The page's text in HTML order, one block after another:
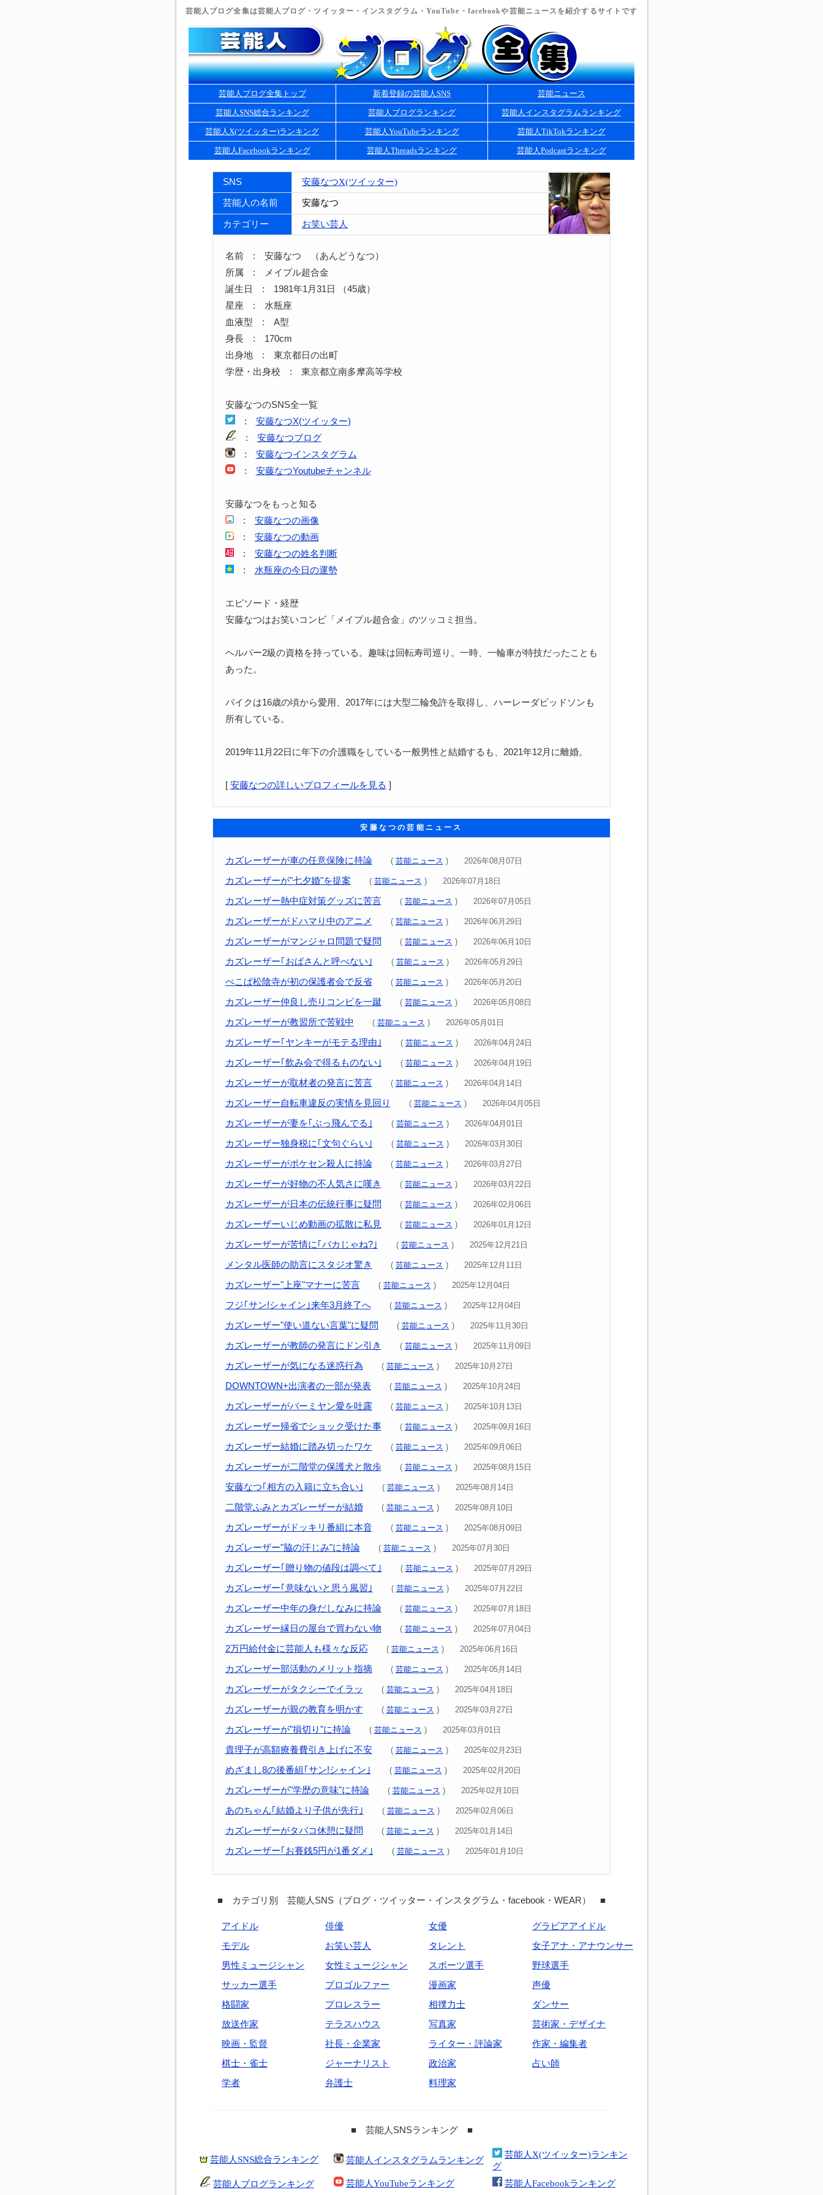
芸能人ブログ全集は芸能人ブログ・ツイッター・インスタグラム・YouTube・facebookや芸能ニュースを紹介するサイトです
芸能人ブログ全集トップ 新着登録の芸能人SNS 芸能ニュース
芸能人SNS総合ランキング 芸能人ブログランキング 芸能人インスタグラムランキング
芸能人X(ツイッター)ランキング 芸能人YouTubeランキング 芸能人TikTokランキング
芸能人Facebookランキング 芸能人Threadsランキング 芸能人Podcastランキング
SNS 安藤なつX(ツイッター)
芸能人の名前 安藤なつ
カテゴリー お笑い芸人
名前 : 安藤なつ （あんどうなつ）
所属 : メイプル超合金
誕生日 : 1981年1月31日 （45歳）
星座 : 水瓶座
血液型 : A型
身長 : 170cm
出身地 : 東京都日の出町
学歴・出身校 : 東京都立南多摩高等学校
安藤なつのSNS全一覧
: 安藤なつX(ツイッター)
: 安藤なつブログ
: 安藤なつインスタグラム
: 安藤なつYoutubeチャンネル
安藤なつをもっと知る
: 安藤なつの画像
: 安藤なつの動画
: 安藤なつの姓名判断
: 水瓶座の今日の運勢
エピソード・経歴
安藤なつはお笑いコンビ「メイプル超合金」のツッコミ担当。
ヘルパー2級の資格を持っている。趣味は回転寿司巡り。一時、一輪車が特技だったことも
あった。
バイクは16歳の頃から愛用、2017年には大型二輪免許を取得し、ハーレーダビッドソンも
所有している。
2019年11月22日に年下の介護職をしている一般男性と結婚するも、2021年12月に離婚。
[ 安藤なつの詳しいプロフィールを見る ]
安藤なつの芸能ニュース
カズレーザーが車の任意保険に持論 ( 芸能ニュース ) 2026年08月07日
カズレーザーが"七夕婚"を提案 ( 芸能ニュース ) 2026年07月18日
カズレーザー熱中症対策グッズに苦言 ( 芸能ニュース ) 2026年07月05日
カズレーザーがドハマり中のアニメ ( 芸能ニュース ) 2026年06月29日
カズレーザーがマンジャロ問題で疑問 ( 芸能ニュース ) 2026年06月10日
カズレーザー｢おばさんと呼べない｣ ( 芸能ニュース ) 2026年05月29日
ぺこぱ松陰寺が初の保護者会で反省 ( 芸能ニュース ) 2026年05月20日
カズレーザー仲良し売りコンビを一蹴 ( 芸能ニュース ) 2026年05月08日
カズレーザーが教習所で苦戦中 ( 芸能ニュース ) 2026年05月01日
カズレーザー｢ヤンキーがモテる理由｣ ( 芸能ニュース ) 2026年04月24日
カズレーザー｢飲み会で得るものない｣ ( 芸能ニュース ) 2026年04月19日
カズレーザーが取材者の発言に苦言 ( 芸能ニュース ) 2026年04月14日
カズレーザー自転車違反の実情を見回り ( 芸能ニュース ) 2026年04月05日
カズレーザーが妻を｢ぶっ飛んでる｣ ( 芸能ニュース ) 2026年04月01日
カズレーザー独身税に｢文句ぐらい｣ ( 芸能ニュース ) 2026年03月30日
カズレーザーがポケセン殺人に持論 ( 芸能ニュース ) 2026年03月27日
カズレーザーが好物の不人気さに嘆き ( 芸能ニュース ) 2026年03月22日
カズレーザーが日本の伝統行事に疑問 ( 芸能ニュース ) 2026年02月06日
カズレーザーいじめ動画の拡散に私見 ( 芸能ニュース ) 2026年01月12日
カズレーザーが苦情に｢バカじゃね?｣ ( 芸能ニュース ) 2025年12月21日
メンタル医師の助言にスタジオ驚き ( 芸能ニュース ) 2025年12月11日
カズレーザー"上座"マナーに苦言 ( 芸能ニュース ) 2025年12月04日
フジ｢サン!シャイン｣来年3月終了へ ( 芸能ニュース ) 2025年12月04日
カズレーザー"使い道ない言葉"に疑問 ( 芸能ニュース ) 2025年11月30日
カズレーザーが教師の発言にドン引き ( 芸能ニュース ) 2025年11月09日
カズレーザーが気になる迷惑行為 ( 芸能ニュース ) 2025年10月27日
DOWNTOWN+出演者の一部が発表 ( 芸能ニュース ) 2025年10月24日
カズレーザーがバーミヤン愛を吐露 ( 芸能ニュース ) 2025年10月13日
カズレーザー帰省でショック受けた事 ( 芸能ニュース ) 2025年09月16日
カズレーザー結婚に踏み切ったワケ ( 芸能ニュース ) 2025年09月06日
カズレーザーが二階堂の保護犬と散歩 ( 芸能ニュース ) 2025年08月15日
安藤なつ｢相方の入籍に立ち合い｣ ( 芸能ニュース ) 2025年08月14日
二階堂ふみとカズレーザーが結婚 ( 芸能ニュース ) 2025年08月10日
カズレーザーがドッキリ番組に本音 ( 芸能ニュース ) 2025年08月09日
カズレーザー"脇の汗じみ"に持論 ( 芸能ニュース ) 2025年07月30日
カズレーザー｢贈り物の値段は調べて｣ ( 芸能ニュース ) 2025年07月29日
カズレーザー｢意味ないと思う風習｣ ( 芸能ニュース ) 2025年07月22日
カズレーザー中年の身だしなみに持論 ( 芸能ニュース ) 2025年07月18日
カズレーザー縁日の屋台で買わない物 ( 芸能ニュース ) 2025年07月04日
2万円給付金に芸能人も様々な反応 ( 芸能ニュース ) 2025年06月16日
カズレーザー部活動のメリット指摘 ( 芸能ニュース ) 2025年05月14日
カズレーザーがタクシーでイラッ ( 芸能ニュース ) 2025年04月18日
カズレーザーが親の教育を明かす ( 芸能ニュース ) 2025年03月27日
カズレーザーが"損切り"に持論 ( 芸能ニュース ) 2025年03月01日
貴理子が高額療養費引き上げに不安 ( 芸能ニュース ) 2025年02月23日
めざまし8の後番組｢サン!シャイン｣ ( 芸能ニュース ) 2025年02月20日
カズレーザーが"学歴の意味"に持論 ( 芸能ニュース ) 2025年02月10日
あのちゃん｢結婚より子供が先行｣ ( 芸能ニュース ) 2025年02月06日
カズレーザーがタバコ休憩に疑問 ( 芸能ニュース ) 2025年01月14日
カズレーザー｢お賽銭5円が1番ダメ｣ ( 芸能ニュース ) 2025年01月10日
■ カテゴリ別 芸能人SNS（ブログ・ツイッター・インスタグラム・facebook・WEAR） ■
アイドル 俳優 女優
グラビアアイドル
モデル
お笑い芸人 タレント
女子アナ・アナウンサー
男性ミュージシャン
女性ミュージシャン スポーツ選手
野球選手
サッカー選手
プロゴルファー 漫画家
声優
格闘家
プロレスラー 相撲力士
ダンサー
放送作家
テラスハウス 写真家
芸術家・デザイナ
映画・監督
社長・企業家 ライター・評論家
作家・編集者
棋士・雀士
ジャーナリスト 政治家
占い師
学者
弁護士 料理家
■ 芸能人SNSランキング ■
芸能人SNS総合ランキング 芸能人インスタグラムランキング
芸能人X(ツイッター)ランキン
グ
芸能人ブログランキング
芸能人YouTubeランキング 芸能人Facebookランキング